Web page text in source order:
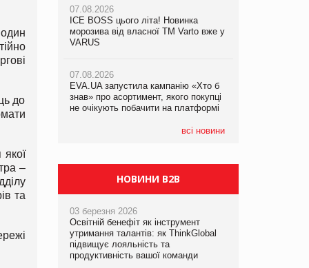
до
–
та
07.08.2026
ICE BOSS цього літа! Новинка
морозива від власної ТМ Varto вже у
VARUS
07.08.2026
EVA.UA запустила кампанію «Хто б
знав» про асортимент, якого покупці
не очікують побачити на платформі
всі новини
07.08.2026
ICE BOSS цього літа! Новинка
морозива від власної ТМ Varto вже у
VARUS
07.08.2026
EVA.UA запустила кампанію «Хто б
знав» про асортимент, якого покупці
не очікують побачити на платформі
07.08.2026
Франція заборонила рекламні дзвінки
НОВИНИ B2B
03 березня 2026
Освітній бенефіт як інструмент
утримання талантів: як ThinkGlobal
підвищує лояльність та
продуктивність вашої команди